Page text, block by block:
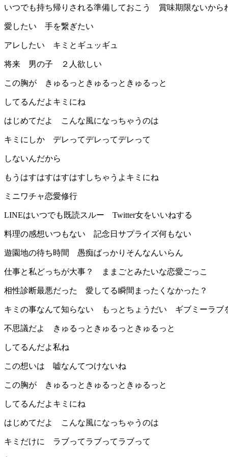
いつでも持ち帰りされる準備しておこう 賞味期限ないから
愛したい 手を繋ぎたい
アレしたい キミとギュッギュ
将来 男の子 ２人欲しい
この胸が きゅるっときゅるっときゅるっと
してるんだよキミにね
はじめてだよ こんな風になっちゃうのは
キミにしか デレってデレってデレって
しないんだから
もうはすはすはすはすしちゃうよキミにね
ミニワチャ恋愛修行
LINEはいつでも既読スルー Twitter女をいいねする
料理の感想いつもない 記念日サプライズ何もない
遊園地の待ち時間 愚痴ばっかりそんなんいらん
仕事と私どっちが大事？ ままごとみたいな恋愛ごっこ
相性診断最悪だった 愛してる瞬間まったくなかった？
キミの事なんて知らない もっとちょうだい ギブミーラブ
不思議だよ きゅるっときゅるっときゅるっと
してるんだよ私ね
この想いは 嘘なんてつけないね
この胸が きゅるっときゅるっときゅるっと
してるんだよキミにね
はじめてだよ こんな風になっちゃうのは
キミだけに ラブってラブってラブって